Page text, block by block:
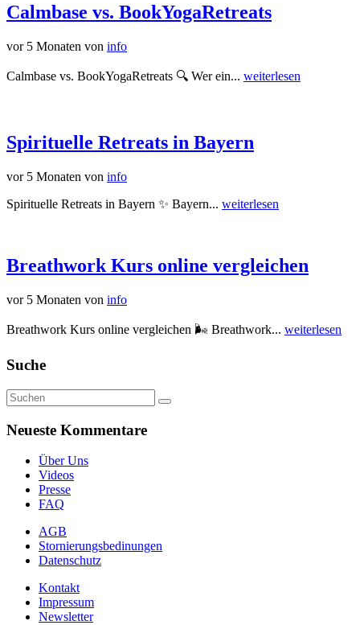
Calmbase vs. BookYogaRetreats
vor 5 Monaten von info
Calmbase vs. BookYogaRetreats 🔍 Wer ein... weiterlesen
Spirituelle Retreats in Bayern
vor 5 Monaten von info
Spirituelle Retreats in Bayern ✨ Bayern... weiterlesen
Breathwork Kurs online vergleichen
vor 5 Monaten von info
Breathwork Kurs online vergleichen 🌬️ Breathwork... weiterlesen
Suche
Neueste Kommentare
Über Uns
Videos
Presse
FAQ
AGB
Stornierungsbedinungen
Datenschutz
Kontakt
Impressum
Newsletter